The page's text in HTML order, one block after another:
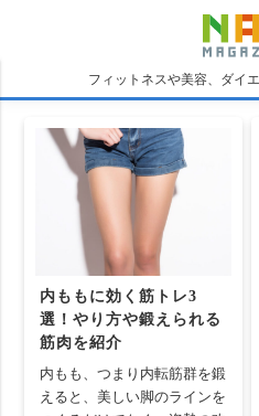
フィットネスや美容、ダイ
内ももに効く筋トレ3
選！やり方や鍛えられる
筋肉を紹介
内もも、つまり内転筋群を鍛
えると、美しい脚のラインを